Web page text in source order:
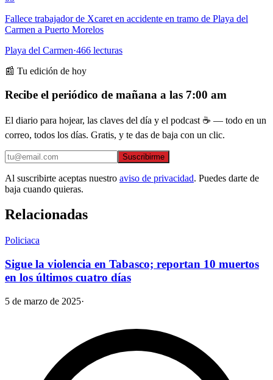
Fallece trabajador de Xcaret en accidente en tramo de Playa del
Carmen a Puerto Morelos
Playa del Carmen·466 lecturas
📰 Tu edición de hoy
Recibe el periódico de mañana a las 7:00 am
El diario para hojear, las claves del día y el podcast ☕ — todo en un
correo, todos los días. Gratis, y te das de baja con un clic.
Suscribirme
Al suscribirte aceptas nuestro aviso de privacidad. Puedes darte de
baja cuando quieras.
Relacionadas
Policiaca
Sigue la violencia en Tabasco; reportan 10 muertos
en los últimos cuatro días
5 de marzo de 2025·